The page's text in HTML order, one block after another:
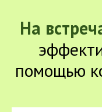
На
помощью